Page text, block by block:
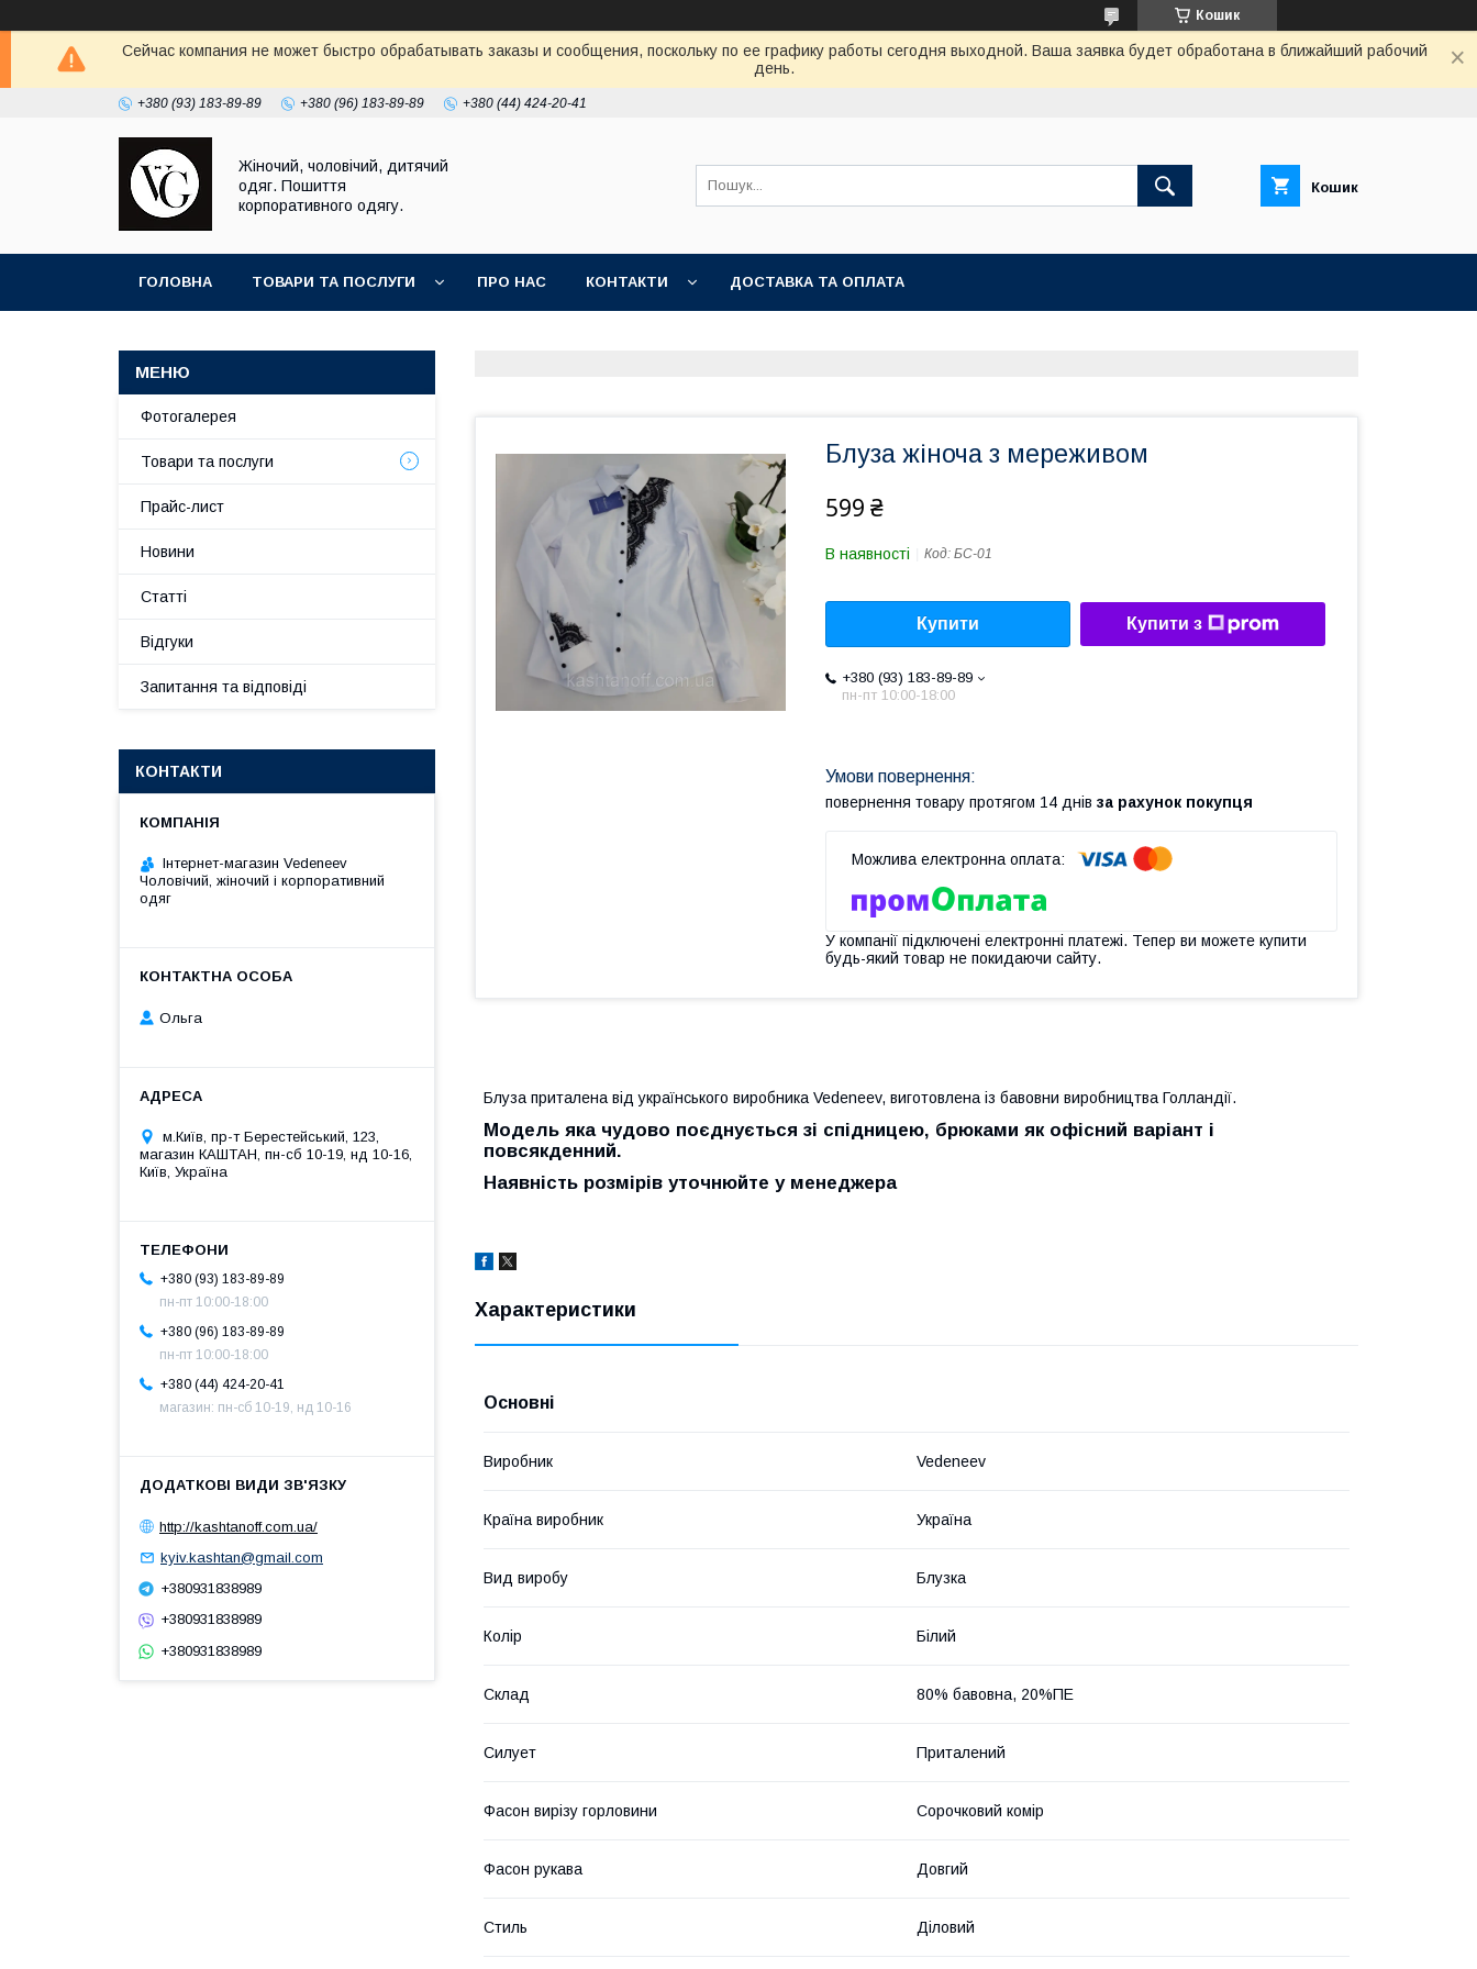
Кошик
Сейчас компания не может быстро обрабатывать заказы и сообщения, поскольку по ее графику работы сегодня выходной. Ваша заявка будет обработана в ближайший рабочий
день.
+380 (93) 183-89-89 +380 (96) 183-89-89 +380 (44) 424-20-41
Жіночий, чоловічий, дитячий
одяг. Пошиття
корпоративного одягу.
Кошик
ГОЛОВНА ТОВАРИ ТА ПОСЛУГИ ПРО НАС КОНТАКТИ ДОСТАВКА ТА ОПЛАТА
Блуза жіноча з мереживом
599 ₴
В наявності Код: БС-01
Купити Купити з
+380 (93) 183-89-89
пн-пт 10:00-18:00
повернення товару протягом 14 днів за рахунок покупця
У компанії підключені електронні платежі. Тепер ви можете купити
будь-який товар не покидаючи сайту.
Блуза приталена від українського виробника Vedeneev, виготовлена ​​із бавовни виробництва Голландії.
Модель яка чудово поєднується зі спідницею, брюками як офісний варіант і
повсякденний.
Наявність розмірів уточнюйте у менеджера
Характеристики
Основні
Виробник Vedeneev
Країна виробник Україна
Вид виробу Блузка
Колір Білий
Склад 80% бавовна, 20%ПЕ
Силует Приталений
Фасон вирізу горловини Сорочковий комір
Фасон рукава Довгий
Стиль Діловий
Фотогалерея
Товари та послуги
Прайс-лист
Новини
Статті
Відгуки
Запитання та відповіді
КОНТАКТИ
Інтернет-магазин Vedeneev
Чоловічий, жіночий і корпоративний
одяг
Ольга
м.Київ, пр-т Берестейський, 123,
магазин КАШТАН, пн-сб 10-19, нд 10-16,
Київ, Україна
+380 (93) 183-89-89
пн-пт 10:00-18:00
+380 (96) 183-89-89
пн-пт 10:00-18:00
+380 (44) 424-20-41
магазин: пн-сб 10-19, нд 10-16
http://kashtanoff.com.ua/
kyiv.kashtan@gmail.com
+380931838989
+380931838989
+380931838989